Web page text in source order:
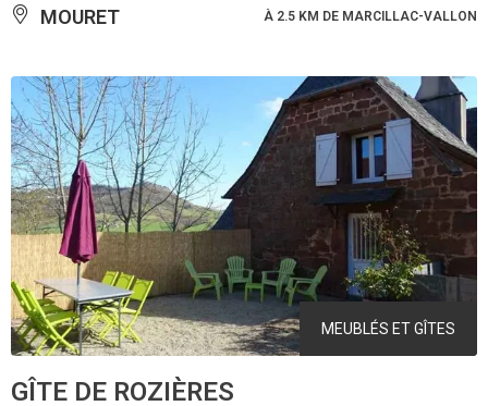
MOURET À 2.5 KM DE MARCILLAC-VALLON
MEUBLÉS ET GÎTES
GÎTE DE ROZIÈRES